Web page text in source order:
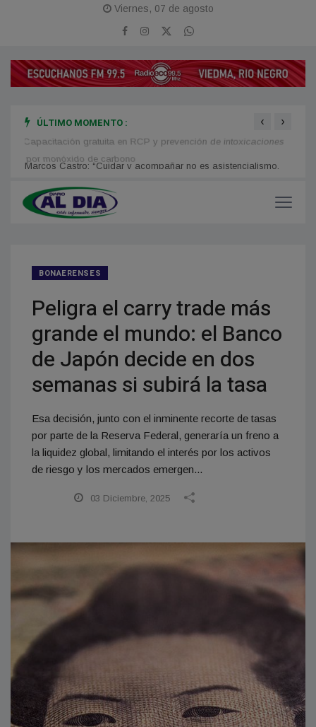
Viernes, 07 de agosto
ÚLTIMO MOMENTO :
Capacitación gratuita en RCP y prevención de intoxicaciones
por monóxido de carbono
‹ ›
BONAERENSES
Peligra el carry trade más
grande el mundo: el Banco
de Japón decide en dos
semanas si subirá la tasa
Esa decisión, junto con el inminente recorte de tasas
por parte de la Reserva Federal, generaría un freno a
la liquidez global, limitando el interés por los activos
de riesgo y los mercados emergen...
03 Diciembre, 2025